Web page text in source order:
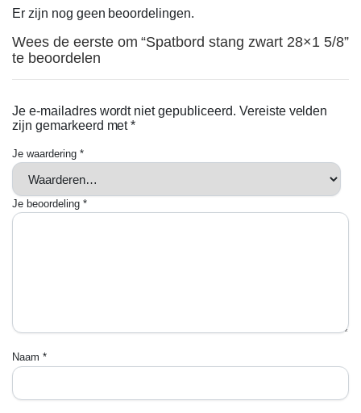
Er zijn nog geen beoordelingen.
Wees de eerste om “Spatbord stang zwart 28×1 5/8”
te beoordelen
Je e-mailadres wordt niet gepubliceerd. Vereiste velden
zijn gemarkeerd met*
Je waardering *
Je beoordeling *
Naam *